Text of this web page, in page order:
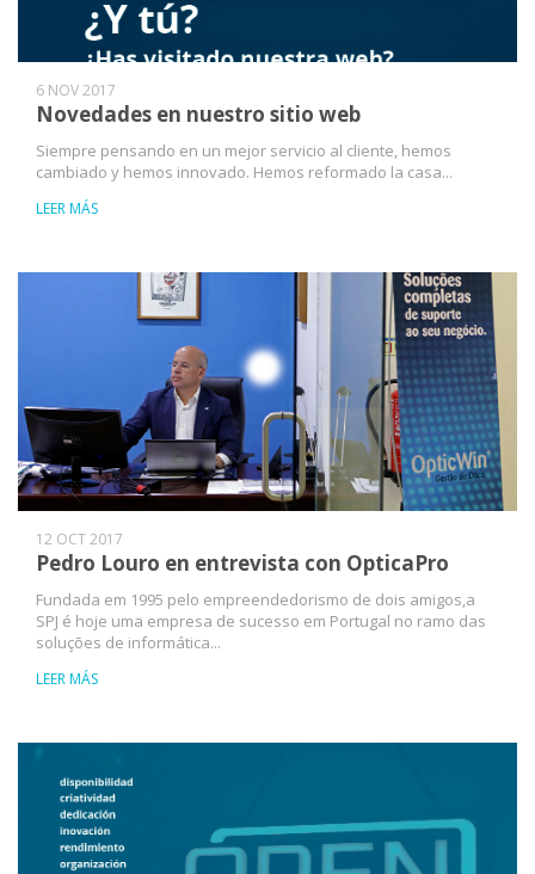
6 NOV 2017
Novedades en nuestro sitio web
Siempre pensando en un mejor servicio al cliente, hemos
cambiado y hemos innovado. Hemos reformado la casa...
LEER MÁS
12 OCT 2017
Pedro Louro en entrevista con OpticaPro
Fundada em 1995 pelo empreendedorismo de dois amigos,a
SPJ é hoje uma empresa de sucesso em Portugal no ramo das
soluções de informática...
LEER MÁS